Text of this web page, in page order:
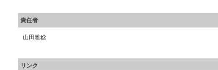
責任者
山田雅稔
リンク